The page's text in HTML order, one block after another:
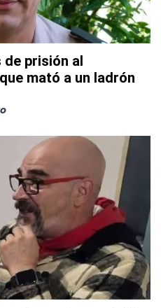
de prisión al
mató a un ladrón